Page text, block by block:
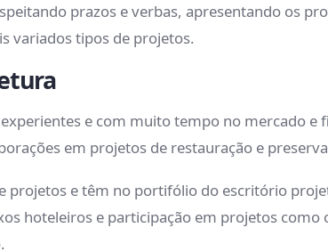
prazos e verbas, apresentando os
variados tipos de projetos.
e com muito tempo no mercado e
em projetos de restauração e
projetos e têm no portifólio do escritório
hoteleiros e participação em projetos como